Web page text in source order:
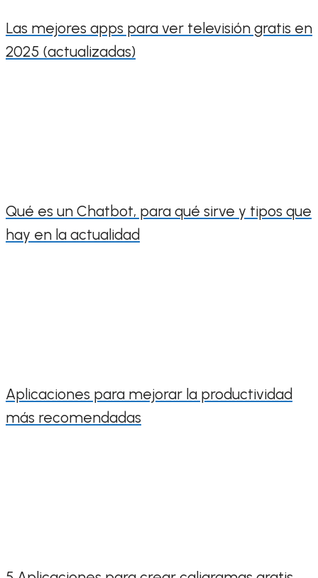
Las mejores apps para ver televisión gratis en
2025 (actualizadas)
Qué es un Chatbot, para qué sirve y tipos que
hay en la actualidad
Aplicaciones para mejorar la productividad
más recomendadas